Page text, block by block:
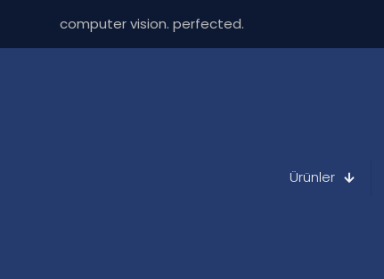
computer vision. perfected.
Ürünler